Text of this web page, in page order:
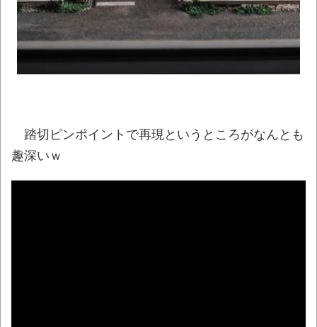
やろなぁ」NEW!
兵庫斎藤知事、県の海外事務所を全廃へ
「公務員が海外で遊ぶためにあるだけ」
【動画】高速道路を走行中の車からリアガ
ラスが飛んでくる事故(ﾟoﾟ)
踏切ピンポイントで再現というところがなんとも
趣深いｗ